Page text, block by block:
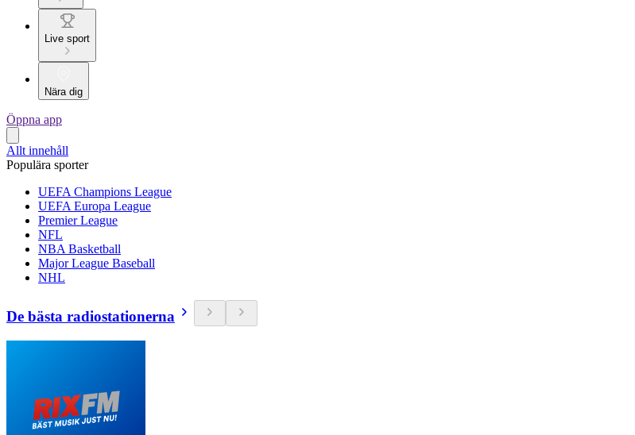
Live sport
Nära dig
Öppna app
Allt innehåll
Populära sporter
UEFA Champions League
UEFA Europa League
Premier League
NFL
NBA Basketball
Major League Baseball
NHL
De bästa radiostationerna